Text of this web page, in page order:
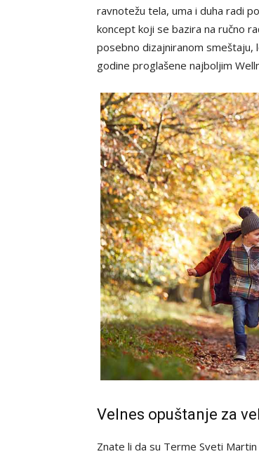
ravnotežu tela, uma i duha radi
koncept koji se bazira na ručno
posebno dizajniranom smeštaju,
godine proglašene najboljim
Velnes opuštanje za
Znate li da su Terme Sveti